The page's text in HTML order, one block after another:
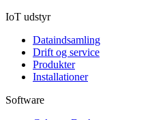
IoT udstyr
Dataindsamling
Drift og service
Produkter
Installationer
Software